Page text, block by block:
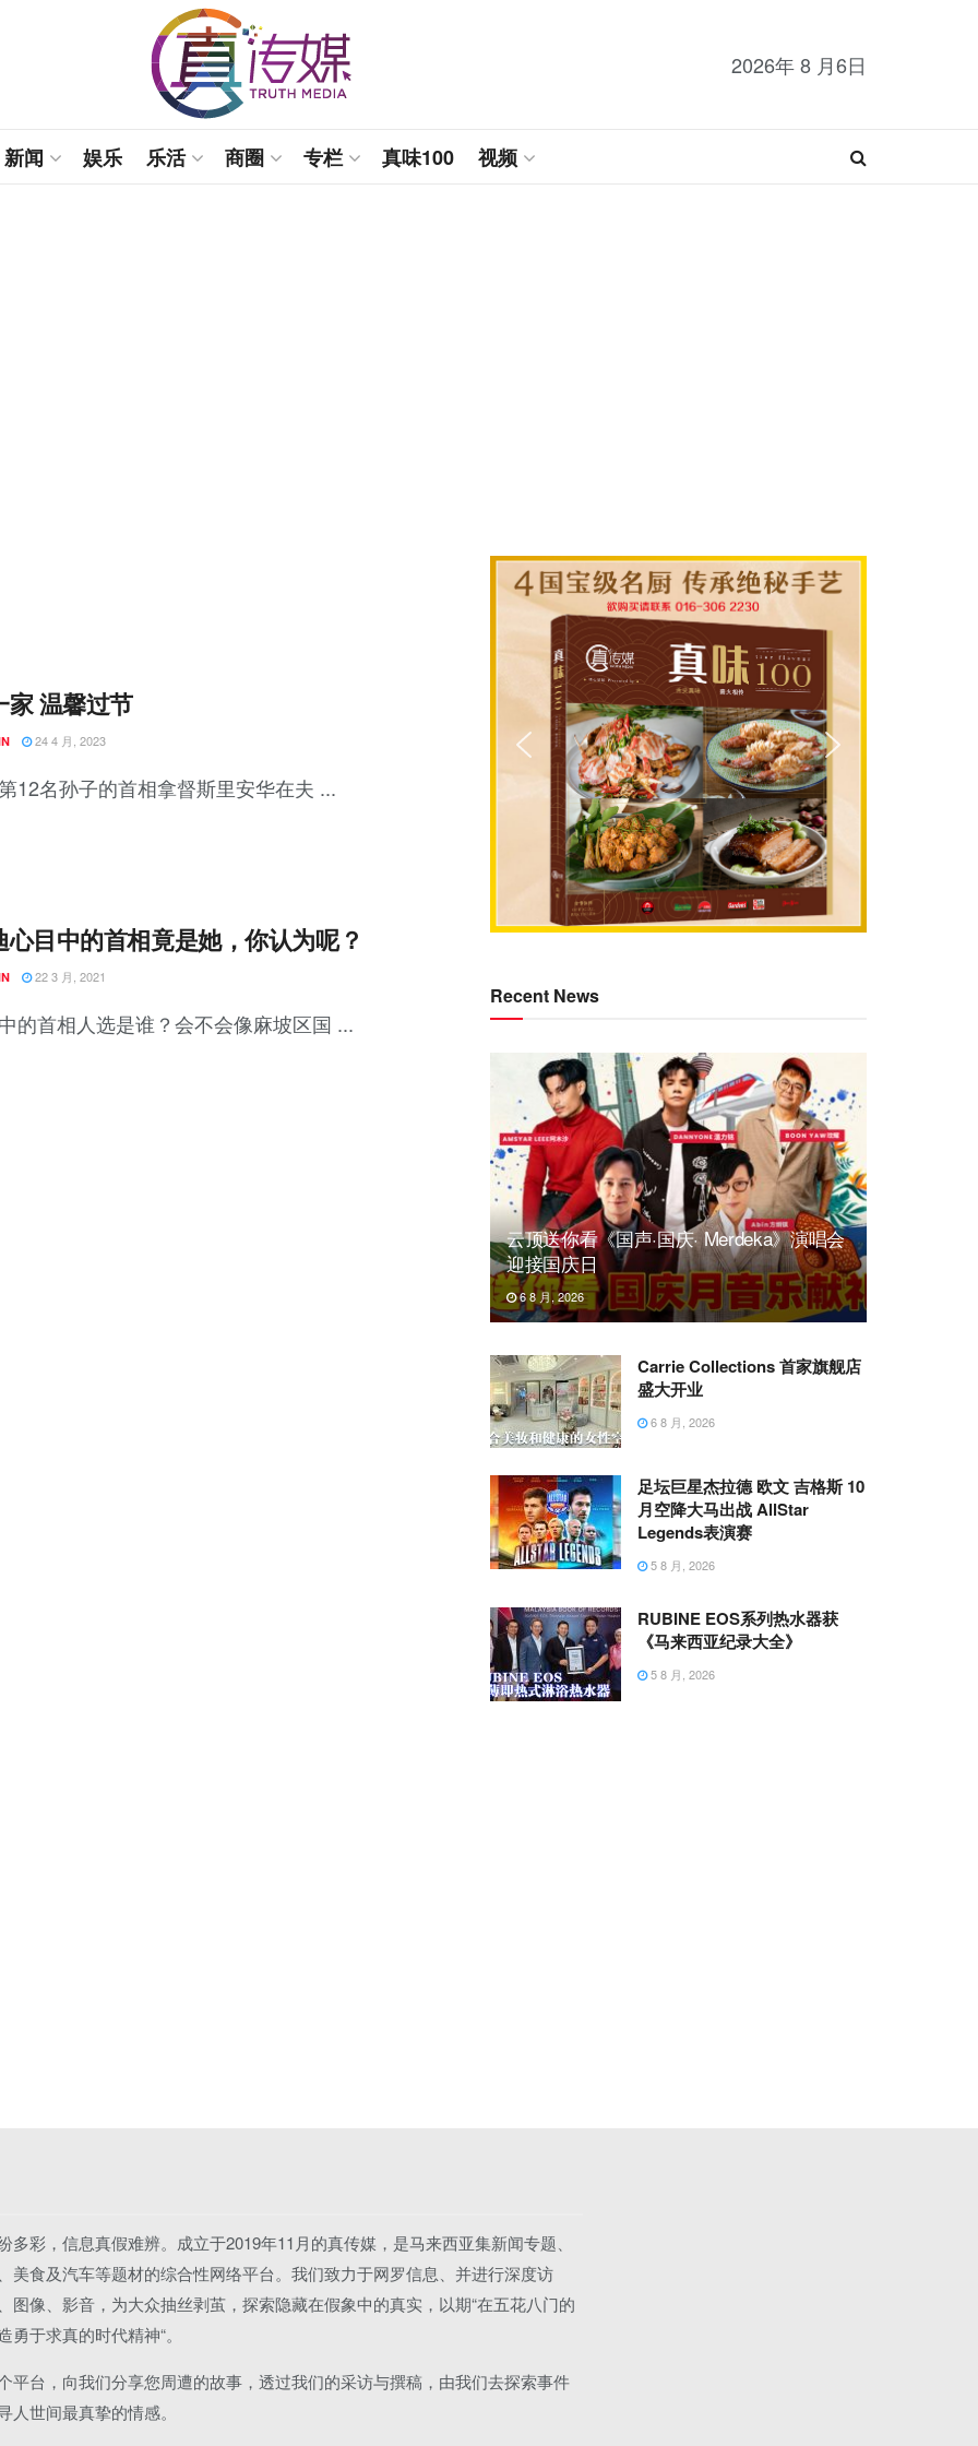
2026年 8 月6日
新闻 娱乐 乐活 商圈 专栏 真味100 视频
家 温馨过节
24 4 月, 2023
12名孙子的首相拿督斯里安华在夫 ...
心目中的首相竟是她，你认为呢？
22 3 月, 2021
的首相人选是谁？会不会像麻坡区国 ...
Recent News
云顶送你看《国声·国庆· Merdeka》演唱会
迎接国庆日
6 8 月, 2026
Carrie Collections 首家旗舰店
盛大开业
6 8 月, 2026
足坛巨星杰拉德 欧文 吉格斯 10
月空降大马出战 AllStar
Legends表演赛
5 8 月, 2026
RUBINE EOS系列热水器获
《马来西亚纪录大全》
5 8 月, 2026
多彩，信息真假难辨。成立于2019年11月的真传媒，是马来西亚集新闻专题、
美食及汽车等题材的综合性网络平台。我们致力于网罗信息、并进行深度访
图像、影音，为大众抽丝剥茧，探索隐藏在假象中的真实，以期“在五花八门的
勇于求真的时代精神“。
平台，向我们分享您周遭的故事，透过我们的采访与撰稿，由我们去探索事件
人世间最真挚的情感。